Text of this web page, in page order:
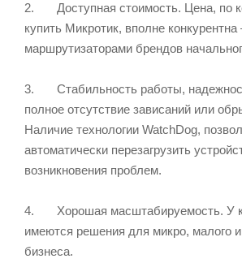
2. Доступная стоимость. Цена, по
купить Микротик, вполне
маршрутизаторами брендов
3. Стабильность работы,
полное отсутствие зависаний или
Наличие технологии WatchDog,
автоматически перезагрузить
возникновения проблем.
4. Хорошая масштабируемость. У
имеются решения для микро, малого и
бизнеса.